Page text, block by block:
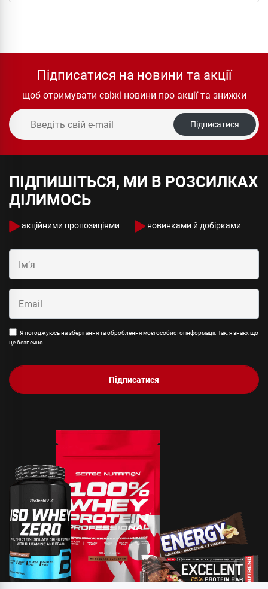
Підписатися на новини та акції
щоб отримувати свіжі новини про акції та знижки
Підписатися
ПІДПИШІТЬСЯ, МИ В РОЗСИЛКАХ
ДІЛИМОСЬ
акційними пропозиціями новинками й добірками
Я погоджуюсь на зберігання та оброблення моєї особистої інформації. Так, я знаю, що
це безпечно.
Підписатися